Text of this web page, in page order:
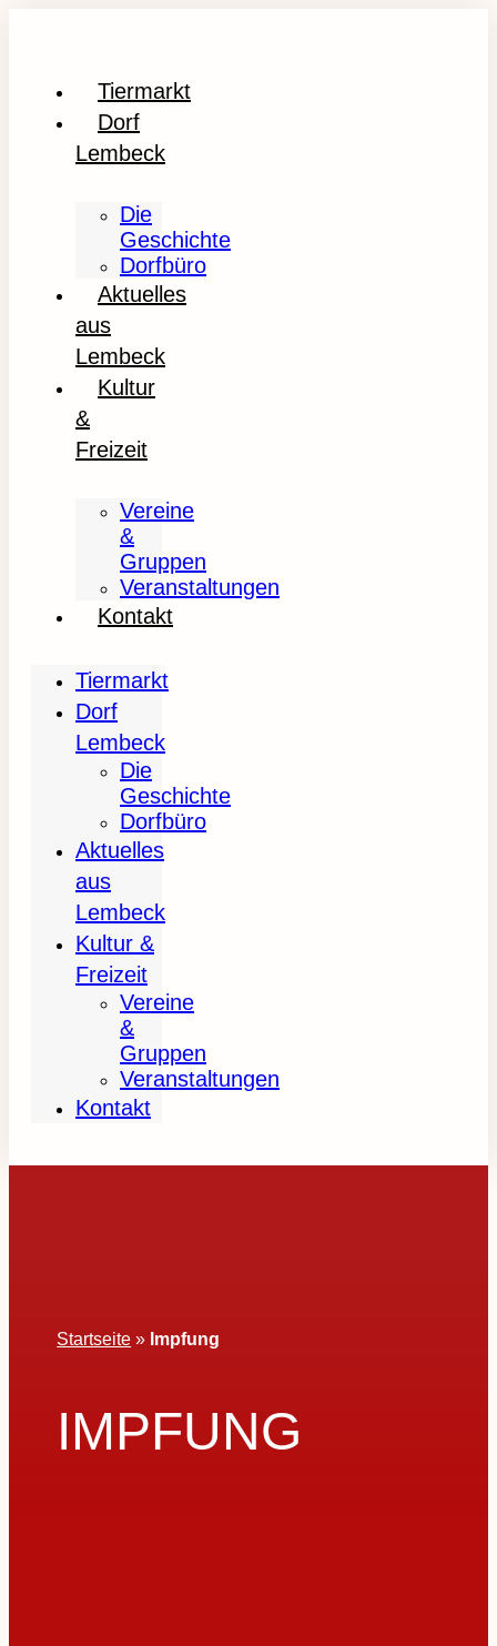
Tiermarkt
Dorf
Lembeck
Die
Geschichte
Dorfbüro
Aktuelles
aus
Lembeck
Kultur
&
Freizeit
Vereine
&
Gruppen
Veranstaltungen
Kontakt
Tiermarkt
Dorf
Lembeck
Die
Geschichte
Dorfbüro
Aktuelles
aus
Lembeck
Kultur &
Freizeit
Vereine
&
Gruppen
Veranstaltungen
Kontakt
Startseite » Impfung
IMPFUNG